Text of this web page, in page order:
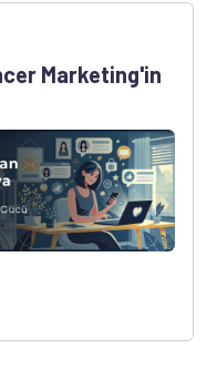
Marketing'in